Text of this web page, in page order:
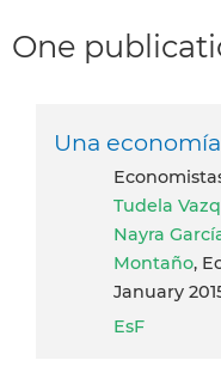
One
Una
Tudela
Nayra
Montaño,
January
EsF